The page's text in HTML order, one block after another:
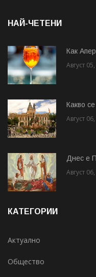
НАЙ-ЧЕТЕНИ
Как
Август
Какво
Август
Днес е
Август
КАТЕГОРИИ
Актуално
Общество